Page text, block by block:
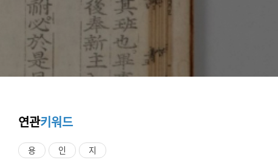
연관키워드
용 인 지